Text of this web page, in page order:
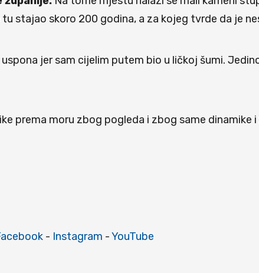
stajao skoro 200 godina, a za kojeg tvrde da je
jer sam cijelim putem bio u ličkoj šumi.
prema moru zbog pogleda i zbog same dinamike
- Instagram -YouTube